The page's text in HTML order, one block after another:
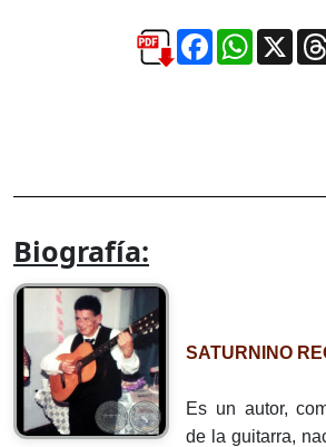
Facebook X
Biografía:
SATURNINO
Es un autor,
de la guitarra,